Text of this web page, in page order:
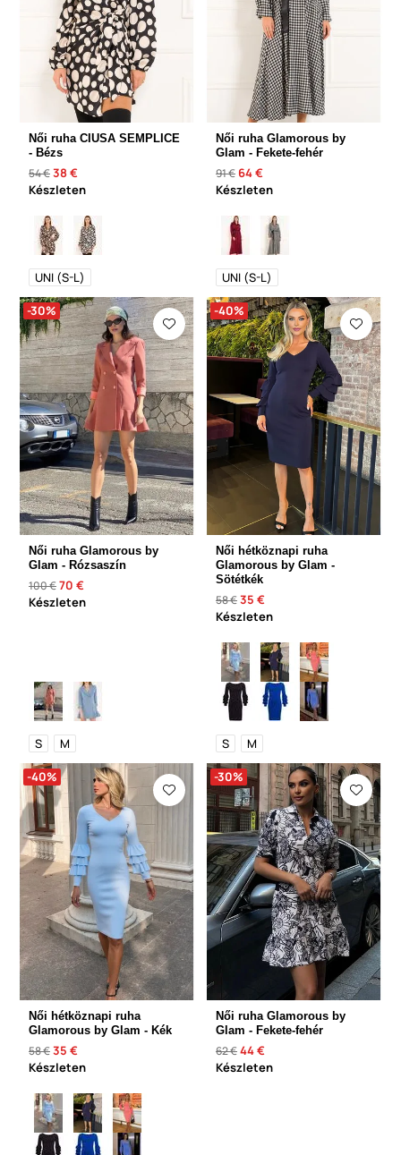
Női ruha CIUSA SEMPLICE
- Bézs
54 €38 €
Készleten
UNI (S-L)
Női ruha Glamorous by
Glam - Fekete-fehér
91 € 64 €
Készleten
UNI (S-L)
-30%
Női ruha Glamorous by
Glam - Rózsaszín
100 €70 €
Készleten
S M
-40%
Női hétköznapi ruha
Glamorous by Glam -
Sötétkék
58 €35 €
Készleten
S M
-40%
Női hétköznapi ruha
Glamorous by Glam - Kék
58 €35 €
Készleten
-30%
Női ruha Glamorous by
Glam - Fekete-fehér
62 €44 €
Készleten